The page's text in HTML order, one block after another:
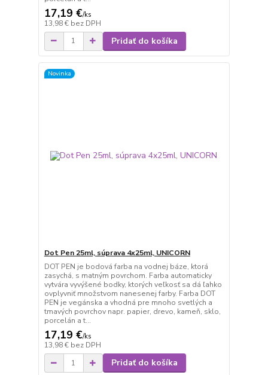
17,19 €/ks
13,98 € bez DPH
Pridať do košíka
Novinka
Dot Pen 25ml, súprava 4x25ml, UNICORN
DOT PEN je bodová farba na vodnej báze, ktorá
zasychá, s matným povrchom. Farba automaticky
vytvára vyvýšené bodky, ktorých veľkosť sa dá ľahko
ovplyvniť množstvom nanesenej farby. Farba DOT
PEN je vegánska a vhodná pre mnoho svetlých a
tmavých povrchov napr. papier, drevo, kameň, sklo,
porcelán a t...
17,19 €/ks
13,98 € bez DPH
Pridať do košíka